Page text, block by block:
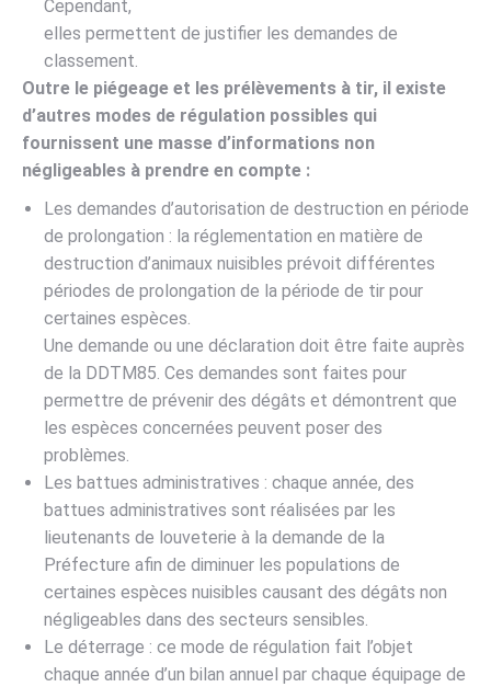
Cependant,
elles permettent de justifier les demandes de
classement.
Outre le piégeage et les prélèvements à tir, il existe
d’autres modes de régulation possibles qui
fournissent une masse d’informations non
négligeables à prendre en compte :
Les demandes d’autorisation de destruction en période
de prolongation : la réglementation en matière de
destruction d’animaux nuisibles prévoit différentes
périodes de prolongation de la période de tir pour
certaines espèces.
Une demande ou une déclaration doit être faite auprès
de la DDTM85. Ces demandes sont faites pour
permettre de prévenir des dégâts et démontrent que
les espèces concernées peuvent poser des
problèmes.
Les battues administratives : chaque année, des
battues administratives sont réalisées par les
lieutenants de louveterie à la demande de la
Préfecture afin de diminuer les populations de
certaines espèces nuisibles causant des dégâts non
négligeables dans des secteurs sensibles.
Le déterrage : ce mode de régulation fait l’objet
chaque année d’un bilan annuel par chaque équipage de